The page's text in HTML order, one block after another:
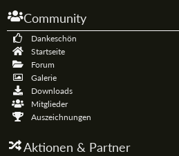
Community
Dankeschön
Startseite
Forum
Galerie
Downloads
Mitglieder
Auszeichnungen
Aktionen & Partner